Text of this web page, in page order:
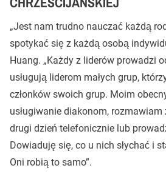
„Jest nam trudno nauczać każdą
spotykać się z każdą osobą
Huang. „Każdy z liderów prowadzi
usługują liderom małych grup,
członków swoich grup. Moim
usługiwanie diakonom,
drugi dzień telefonicznie lub
Dowiaduję się, co u nich słychać i
Oni robią to samo”.